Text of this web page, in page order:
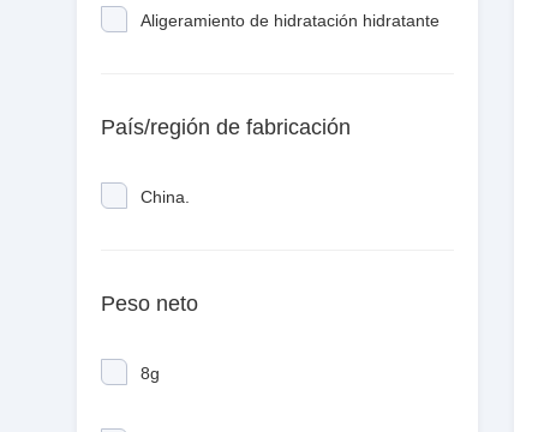
Aligeramiento de hidratación hidratante
País/región de fabricación
China.
Peso neto
8g